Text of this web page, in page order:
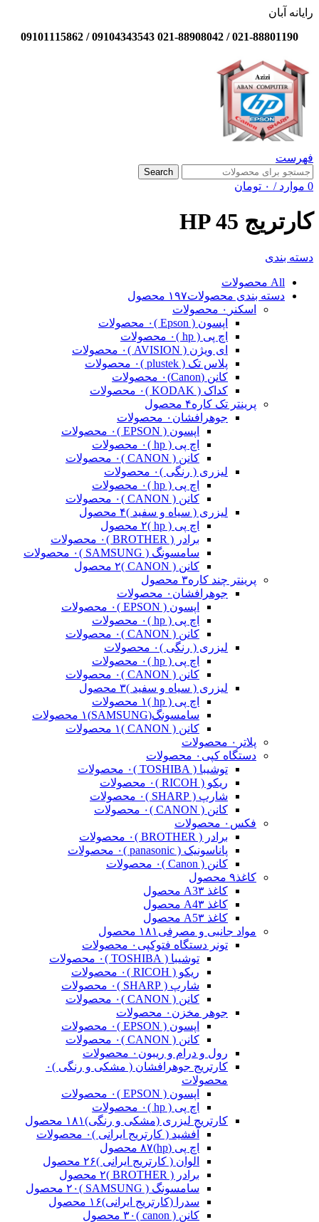
رایانه آبان
021-88801190 / 021-88908042 09104343543 / 09101115862
فهرست
Search
0 موارد / ۰ تومان
کارتریج HP 45
دسته بندی
All محصولات
دسته بندی محصولات۱۹۷ محصول
اسکنر ۰ محصولات
اپسون ( Epson )
۰ محصولات
اچ پی ( hp )
۰ محصولات
ای ویژن ( AVISION )
۰ محصولات
پلاس تک ( plustek )
۰ محصولات
کانن (Canon)
۰ محصولات
کداک ( KODAK )
۰ محصولات
پرینتر تک کاره۴ محصول
جوهرافشان ۰ محصولات
اپسون ( EPSON )
۰ محصولات
اچ پی ( hp )
۰ محصولات
کانن ( CANON )
۰ محصولات
لیزری ( رنگی )۰ محصولات
اچ پی ( hp )
۰ محصولات
کانن ( CANON )
۰ محصولات
لیزری ( سیاه و سفید )۴ محصول
اچ پی ( hp )
۲ محصول
برادر ( BROTHER )
۰ محصولات
سامسونگ ( SAMSUNG )
۰ محصولات
کانن ( CANON )
۲ محصول
پرینتر چند کاره۳ محصول
جوهرافشان ۰ محصولات
اپسون ( EPSON )
۰ محصولات
اچ پی ( hp )
۰ محصولات
کانن ( CANON )
۰ محصولات
لیزری ( رنگی )۰ محصولات
اچ پی ( hp )
۰ محصولات
کانن ( CANON )
۰ محصولات
لیزری ( سیاه و سفید )۳ محصول
اچ پی ( hp )
۱ محصولات
سامسونگ(SAMSUNG)
۱ محصولات
کانن ( CANON )
۱ محصولات
پلاتر ۰ محصولات
دستگاه کپی ۰ محصولات
توشیبا ( TOSHIBA )
۰ محصولات
ریکو ( RICOH )
۰ محصولات
شارپ ( SHARP )
۰ محصولات
کانن ( CANON )
۰ محصولات
فکس ۰ محصولات
برادر ( BROTHER )
۰ محصولات
پاناسونیک ( panasonic )
۰ محصولات
کانن ( Canon )
۰ محصولات
کاغذ۹ محصول
کاغذ A3 ۳ محصول
کاغذ A4 ۳ محصول
کاغذ A5 ۳ محصول
مواد جانبی و مصرفی ۱۸۱ محصول
تونر دستگاه فتوکپی ۰ محصولات
توشیبا ( TOSHIBA )
۰ محصولات
ریکو ( RICOH )
۰ محصولات
شارپ ( SHARP )
۰ محصولات
کانن ( CANON )
۰ محصولات
جوهر مخزن ۰ محصولات
اپسون ( EPSON )
۰ محصولات
کانن ( CANON )
۰ محصولات
رول و درام و ریبون ۰ محصولات
کارتریج جوهرافشان ( مشکی و رنگی )۰
محصولات
اپسون ( EPSON )
۰ محصولات
اچ پی ( hp )
۰ محصولات
کارتریج لیزری (مشکی و رنگی)۱۸۱ محصول
آفشید ( کارتریج ایرانی )۰ محصولات
اچ پی (hp)
۸۷ محصول
الوان ( کارتریج ایرانی )۲۶ محصول
برادر ( BROTHER )
۲ محصول
سامسونگ ( SAMSUNG )
۲۰ محصول
سدرا (کارتریج ایرانی)۱۶ محصول
کانن ( canon )
۳۰ محصول